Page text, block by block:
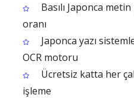
Basılı Japonca
oranı
Japonca yazı
OCR motoru
Ücretsiz katta her
işleme